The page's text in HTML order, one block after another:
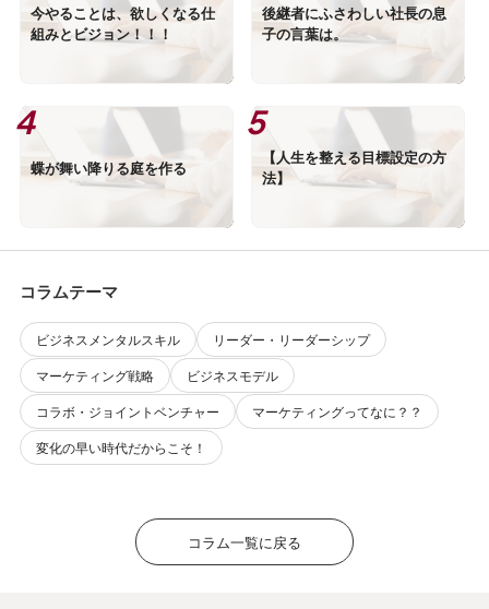
今やることは、欲しくなる仕
組みとビジョン！！！
後継者にふさわしい社長の息
子の言葉は。
蝶が舞い降りる庭を作る
【人生を整える目標設定の方
法】
コラムテーマ
ビジネスメンタルスキル
リーダー・リーダーシップ
マーケティング戦略
ビジネスモデル
コラボ・ジョイントベンチャー
マーケティングってなに？？
変化の早い時代だからこそ！
コラム一覧に戻る